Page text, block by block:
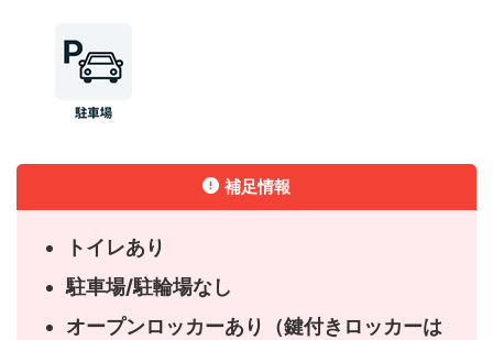
補足情報
トイレあり
駐車場/駐輪場なし
オープンロッカーあり（鍵付きロッカーは